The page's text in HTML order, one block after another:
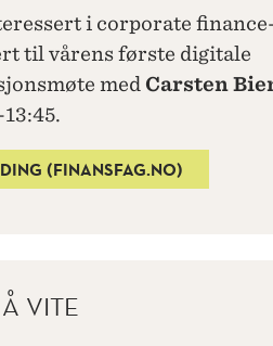
i corporate
til vårens første digitale
med Carsten
(FINANSFAG.NO)
VITE